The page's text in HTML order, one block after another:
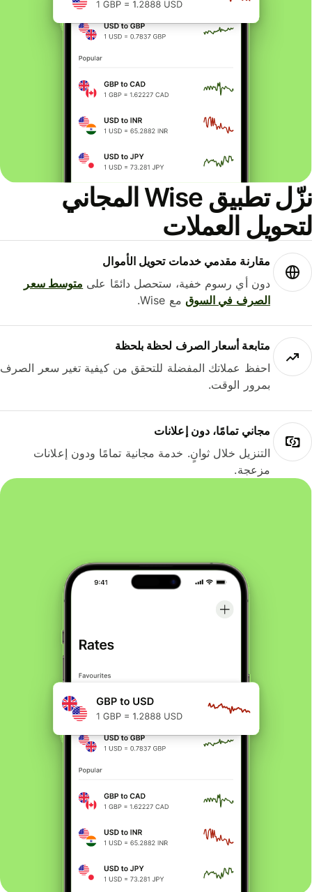
نزّل تطبيق Wise المجاني
العملات
مقارنة مقدمي خدمات تحويل الأموال
دون أي رسوم خفية، ستحصل دائمًا علىمتوسط ​​سعر
الصرف في السوقمع Wise.
متابعة أسعار الصرف لحظة بلحظة
احفظ عملاتك المفضلة للتحقق من كيفية تغير سعر الصرف
بمرور الوقت.
مجاني تمامًا، دون إعلانات
التنزيل خلال ثوانٍ. خدمة مجانية تمامًا ودون إعلانات
مزعجة.